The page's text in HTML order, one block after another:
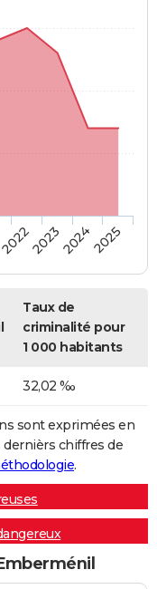
2022202320242025
Taux de
criminalité pour
1 000 habitants
32,02 ‰
sont exprimées en
chiffres de
.